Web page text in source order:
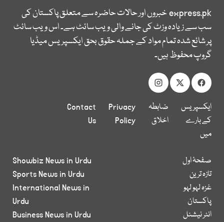
express.pkخبروں اور حالات حاضرہ سے متعلق پاکستان کی
سب سے زیادہ وزٹ کی جانے والی ویب سائٹ ہے۔ اس ویب سائٹ
پر شائع شدہ تمام مواد کے جملہ حقوق بحق ایکسپریس میڈیا
گروپ محفوظ ہیں۔
ایکسپریس
کے بارے
میں
ضابطہ
اخلاق
Privacy
Policy
Contact
Us
صفحۂ اول
تازہ ترین
غزہ لہو لہو
پاکستان
انٹر نیشنل
Showbiz News in Urdu
Sports News in Urdu
International News in
Urdu
Business News in Urdu